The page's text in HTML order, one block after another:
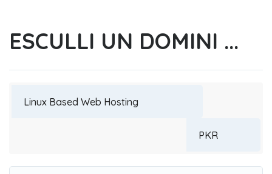
ESCULLI UN DOMINI ...